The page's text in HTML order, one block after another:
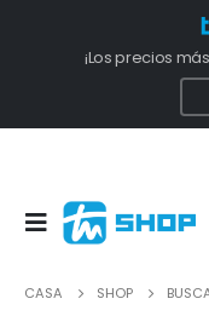
¡Los precios
CASA SHOP